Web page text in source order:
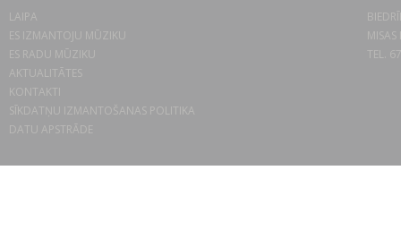
LAIPA
ES IZMANTOJU MŪZIKU
ES RADU MŪZIKU
AKTUALITĀTES
KONTAKTI
SĪKDATŅU IZMANTOŠANAS POLITIKA
DATU APSTRĀDE
TEL.